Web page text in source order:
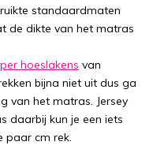
standaardmaten
de dikte van het matras
hoeslakens van
bijna niet uit dus ga
van het matras. Jersey
daarbij kun je een iets
paar cm rek.